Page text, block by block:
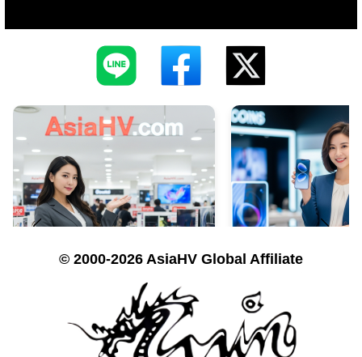
© 2000-2026 AsiaHV Global Affiliate